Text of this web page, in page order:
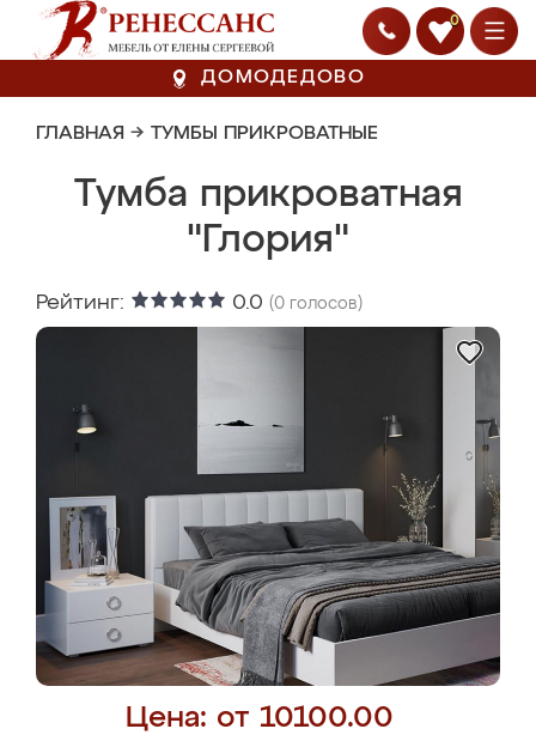
0
ДОМОДЕДОВО
ГЛАВНАЯ → ТУМБЫ ПРИКРОВАТНЫЕ
Тумба прикроватная
"Глория"
Рейтинг: 0.0 (0 голосов)
Цена: от 10100.00